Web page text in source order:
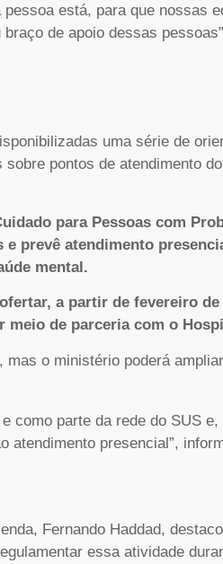
está, para que nossas
de apoio dessas
uma série de
pontos de atendimento
para Pessoas com
prevê atendimento
mental.
a partir de fevereiro
meio de parceria com o
o ministério poderá
como parte da rede do SUS
atendimento presencial”,
Fernando Haddad,
essa atividade